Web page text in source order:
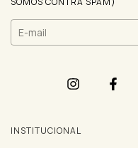
INSTITUCIONAL